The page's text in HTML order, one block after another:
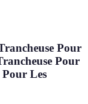
Pour
Pour
Les